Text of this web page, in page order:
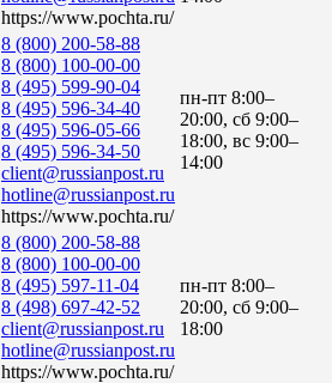
https://www.pochta.ru/
8 (800) 200-58-88
8 (800) 100-00-00
8 (495) 599-90-04
8 (495) 596-34-40
8 (495) 596-05-66
8 (495) 596-34-50
client@russianpost.ru
hotline@russianpost.ru
https://www.pochta.ru/
пн-пт 8:00–
20:00, сб 9:00–
18:00, вс 9:00–
14:00
8 (800) 200-58-88
8 (800) 100-00-00
8 (495) 597-11-04
8 (498) 697-42-52
client@russianpost.ru
hotline@russianpost.ru
https://www.pochta.ru/
пн-пт 8:00–
20:00, сб 9:00–
18:00